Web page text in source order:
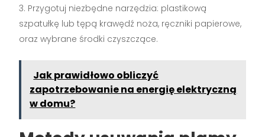
Przygotuj niezbędne narzędzia: plastikową
szpatułkę lub tępą krawędź noża, ręczniki papierowe,
oraz wybrane środki czyszczące.
Jak prawidłowo obliczyć
zapotrzebowanie na energię elektryczną
w domu?